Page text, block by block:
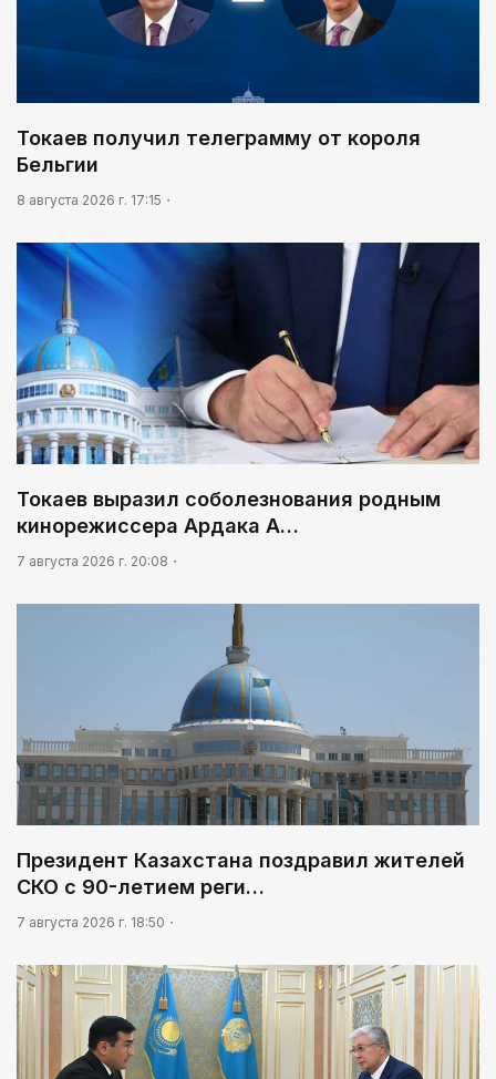
Токаев получил телеграмму от короля
Бельгии
8 августа 2026 г. 17:15
Токаев выразил соболезнования родным
кинорежиссера Ардака А…
7 августа 2026 г. 20:08
Президент Казахстана поздравил жителей
СКО с 90-летием реги…
7 августа 2026 г. 18:50